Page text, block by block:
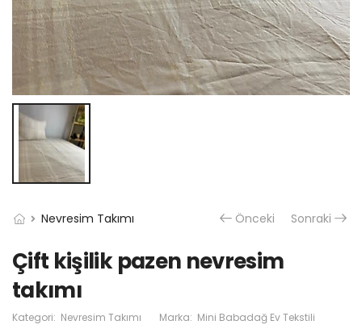
Nevresim Takımı Önceki Sonraki
Çift kişilik pazen nevresim
takımı
Kategori: Nevresim Takımı Marka: Mini Babadağ Ev Tekstili